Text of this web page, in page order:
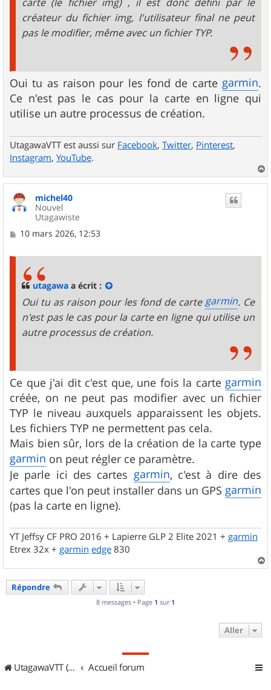
carte (le fichier img) , il est donc défini par le
créateur du fichier img, l'utilisateur final ne peut
pas le modifier, même avec un fichier TYP.
Oui tu as raison pour les fond de carte garmin.
Ce n'est pas le cas pour la carte en ligne qui
utilise un autre processus de création.
UtagawaVTT est aussi sur Facebook, Twitter, Pinterest,
Instagram, YouTube.
a
u
michel40
Nouvel
Utagawiste
M10 mars 2026, 12:53
utagawa a écrit :
Oui tu as raison pour les fond de carte garmin. Ce
n'est pas le cas pour la carte en ligne qui utilise un
autre processus de création.
Ce que j'ai dit c'est que, une fois la carte garmin
créée, on ne peut pas modifier avec un fichier
TYP le niveau auxquels apparaissent les objets.
Les fichiers TYP ne permettent pas cela.
Mais bien sûr, lors de la création de la carte type
garmin on peut régler ce paramètre.
Je parle ici des cartes garmin, c'est à dire des
cartes que l'on peut installer dans un GPS garmin
(pas la carte en ligne).
YT Jeffsy CF PRO 2016 + Lapierre GLP 2 Elite 2021 + garmin
Etrex 32x + garmin edge 830
a
Répondre
8 messages • Page 1 sur 1
Aller
UtagawaVTT (Randos VTT et VTTAE avec traces GPS) Accueil forum